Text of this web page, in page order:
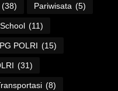
(38) Pariwisata (5)
(11)
POLRI (15)
(31)
(8)